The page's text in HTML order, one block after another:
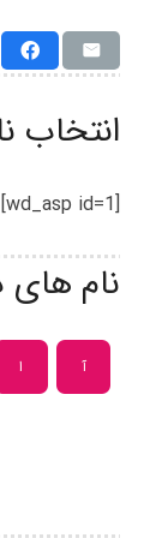
انتخاب
[wd_asp id=1]
نام های
آ ا